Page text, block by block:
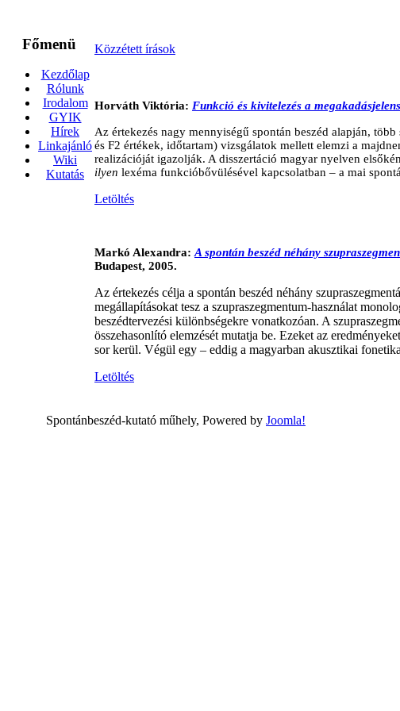
Főmenü
Kezdőlap
Rólunk
Irodalom
GYIK
Hírek
Linkajánló
Wiki
Kutatás
Közzétett írások
Horváth Viktória: Funkció és kivitelezés a
Az értekezés nagy mennyiségű spontán beszéd alapján,
és F2 értékek, időtartam) vizsgálatok mellett elemzi a
realizációját igazolják. A disszertáció magyar nyelven
ilyen lexéma funkcióbővülésével kapcsolatban – a mai
Letöltés
Markó Alexandra: A spontán beszéd néhány
Budapest, 2005.
Az értekezés célja a spontán beszéd néhány
megállapításokat tesz a szupraszegmentum-használat
beszédtervezési különbségekre vonatkozóan. A
összehasonlító elemzését mutatja be. Ezeket az
sor kerül. Végül egy – eddig a magyarban akusztikai
Letöltés
Spontánbeszéd-kutató műhely, Powered by Joomla!